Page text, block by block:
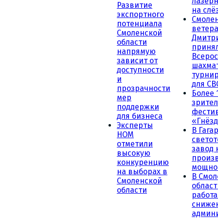
Развитие
экспортного
потенциала
Смоленской
области
напрямую
зависит от
доступности
и
прозрачности
мер
поддержки
для бизнеса
Эксперты
НОМ
отметили
высокую
конкуренцию
на выборах в
Смоленской
области
на
для
Более
В
завод
В